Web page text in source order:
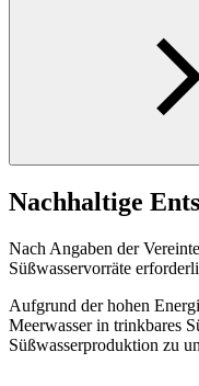
Nachhaltige
Nach Angaben der
Süßwasservorräte
Aufgrund der hohen
Meerwasser in trinkbares
Süßwasserproduktion zu